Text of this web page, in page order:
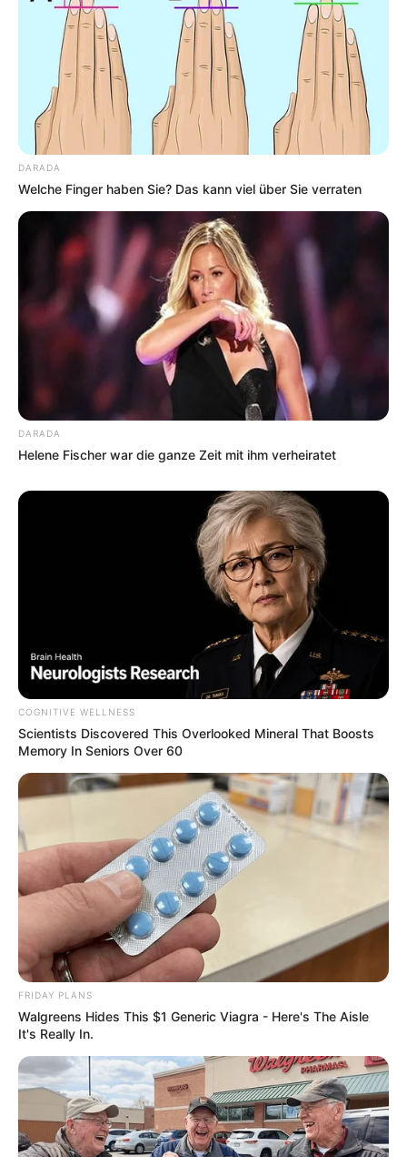
DARADA
Welche Finger haben Sie? Das kann viel über Sie verraten
DARADA
Helene Fischer war die ganze Zeit mit ihm verheiratet
COGNITIVE WELLNESS
Scientists Discovered This Overlooked Mineral That Boosts
Memory In Seniors Over 60
FRIDAY PLANS
Walgreens Hides This $1 Generic Viagra - Here's The Aisle
It's Really In.